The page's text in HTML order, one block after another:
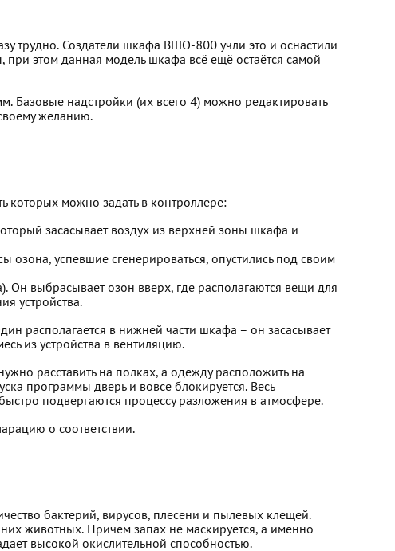
трудно. Создатели шкафа ВШО-800 учли это и оснастили
этом данная модель шкафа всё ещё остаётся самой
Базовые надстройки (их всего 4) можно редактировать
желанию.
которых можно задать в контроллере:
засасывает воздух из верхней зоны шкафа и
озона, успевшие сгенерироваться, опустились под своим
Он выбрасывает озон вверх, где располагаются вещи для
устройства.
располагается в нижней части шкафа – он засасывает
из устройства в вентиляцию.
расставить на полках, а одежду расположить на
программы дверь и вовсе блокируется. Весь
подвергаются процессу разложения в атмосфере.
о соответствии.
бактерий, вирусов, плесени и пылевых клещей.
животных. Причём запах не маскируется, а именно
высокой окислительной способностью.